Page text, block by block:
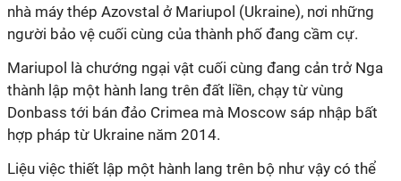
nhà máy thép Azovstal ở Mariupol (Ukraine), nơi những
người bảo vệ cuối cùng của thành phố đang cầm cự.
Mariupol là chướng ngại vật cuối cùng đang cản trở Nga
thành lập một hành lang trên đất liền, chạy từ vùng
Donbass tới bán đảo Crimea mà Moscow sáp nhập bất
hợp pháp từ Ukraine năm 2014.
Liệu việc thiết lập một hành lang trên bộ như vậy có thể